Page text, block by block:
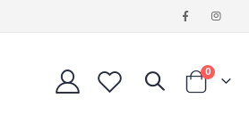
Cart
0articles